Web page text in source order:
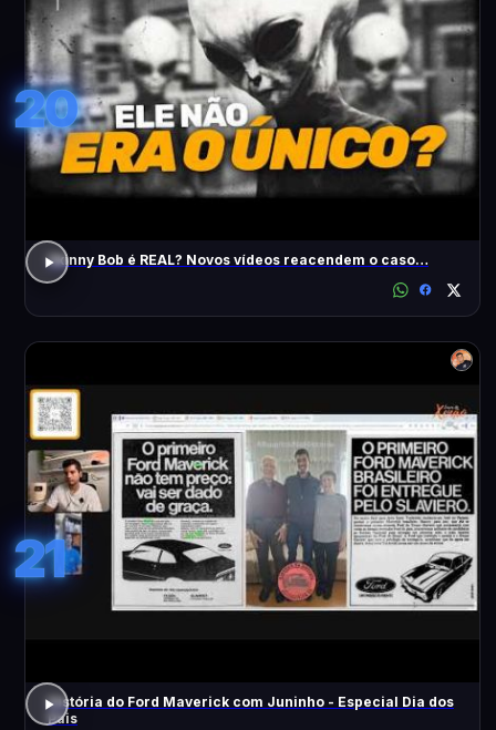
20
Skinny Bob é REAL? Novos vídeos reacendem o caso…
21
História do Ford Maverick com Juninho - Especial Dia dos
Pais